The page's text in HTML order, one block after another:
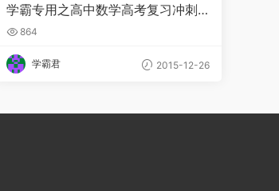
学霸专用之高中数学高考复习冲刺
视频教程
864
学霸君 2015-12-26